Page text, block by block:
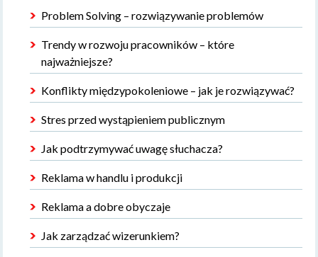
Problem Solving – rozwiązywanie problemów
Trendy w rozwoju pracowników – które
najważniejsze?
Konflikty międzypokoleniowe – jak je rozwiązywać?
Stres przed wystąpieniem publicznym
Jak podtrzymywać uwagę słuchacza?
Reklama w handlu i produkcji
Reklama a dobre obyczaje
Jak zarządzać wizerunkiem?